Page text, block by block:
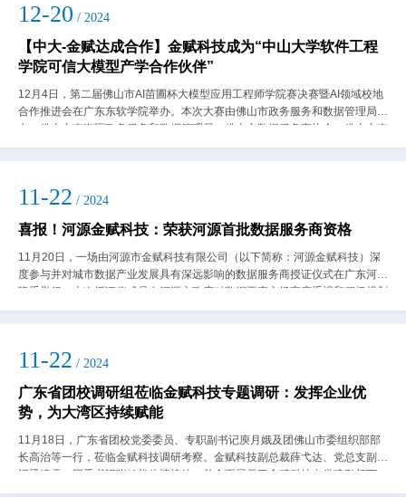
12-20 / 2024
【中大-金赋达成合作】金赋科技成为“中山大学软件工程
学院可信大模型产学合作伙伴”
12月4日，第二届佛山市AI苗圃杯大模型应用工程师学院赛决赛暨AI领域校地
合作推进会在广东东软学院举办。本次大赛由佛山市政务服务和数据管理局主
办，佛山市南海区政务服务和数据管理局、佛山市数据服务商协会、佛山市南
海区大数据产业协会承办。第二届...
11-22 / 2024
喜报！河源金赋科技：荣获河源首批数据服务商资格
11月20日，一场由河源市金赋科技有限公司（以下简称：河源金赋科技）深
度参与并对城市数据产业发展具有深远影响的数据服务商授证仪式在广东河源
隆重举行。本次授证仪式是在河源市政府对数据要素市场高度重视和积极规划
的背景下开展的，此次评审历时多月，...
11-22 / 2024
广东省团校调研组莅临金赋科技专题调研：发挥企业优
势，为大湾区持续赋能
11月18日，广东省团校党委委员、专职副书记庾月娥及团佛山市委组织部部
长高治等一行，莅临金赋科技调研考察。金赋科技副总裁薛弋达、党总支副书
记梁绮雯、团委书记张健桦热情接待，并全面展示了金赋科技在党建引领下，
团委青年在公司创新发展下的工作成果...